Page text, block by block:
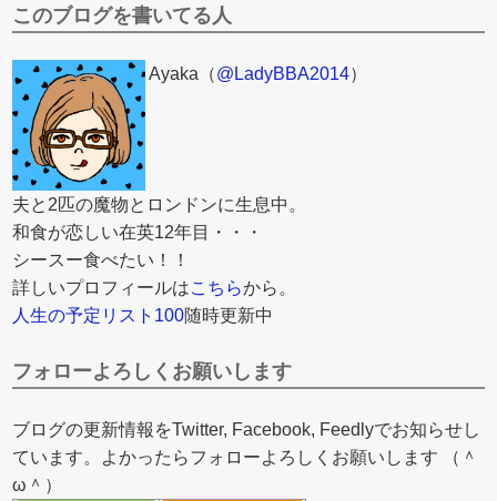
このブログを書いてる人
Ayaka（@LadyBBA2014）
夫と2匹の魔物とロンドンに生息中。
和食が恋しい在英12年目・・・
シースー食べたい！！
詳しいプロフィールはこちらから。
人生の予定リスト100随時更新中
フォローよろしくお願いします
ブログの更新情報をTwitter, Facebook, Feedlyでお知らせし
ています。よかったらフォローよろしくお願いします （＾
ω＾）